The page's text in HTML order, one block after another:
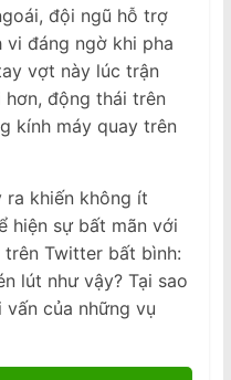
đội ngũ hỗ trợ
đáng ngờ khi pha
vợt này lúc trận
động thái trên
kính máy quay trên
ra khiến không ít
hiện sự bất mãn với
trên Twitter bất bình:
lút như vậy? Tại sao
của những vụ